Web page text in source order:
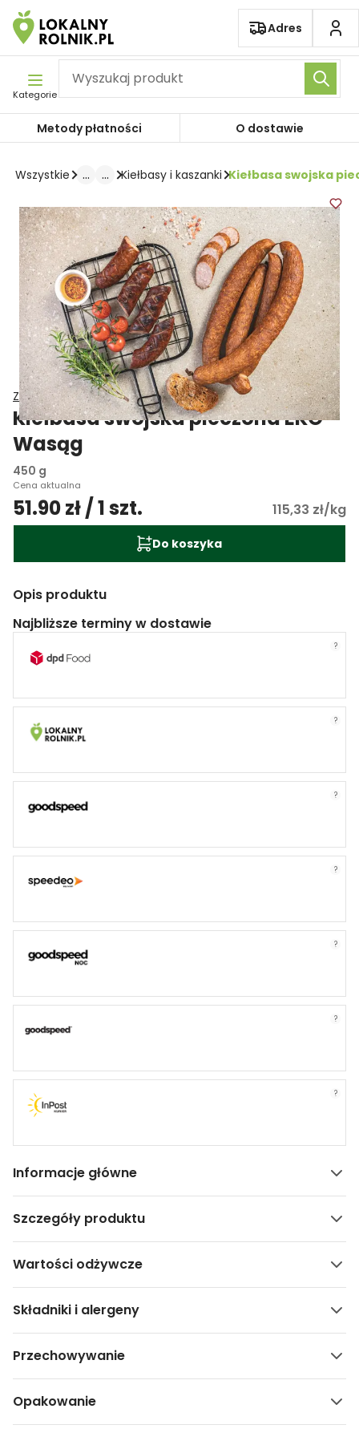
Pomiń nawigację
Adres
Kategorie
Metody płatności O dostawie
Wszystkie ... ... Kiełbasy i kaszanki Kiełbasa swojska
Zakład Mięsny Wasąg
Kiełbasa swojska pieczona EKO
Wasąg
450 g
Cena aktualna
51.90 zł / 1 szt. 115,33 zł/kg
Do koszyka
Opis produktu
Najbliższe terminy w dostawie
?
?
?
?
?
?
?
Informacje główne
Szczegóły produktu
Wartości odżywcze
Składniki i alergeny
Przechowywanie
Opakowanie